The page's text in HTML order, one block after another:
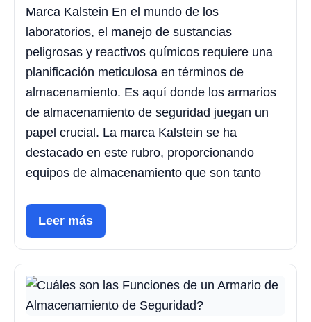
Marca Kalstein En el mundo de los
laboratorios, el manejo de sustancias
peligrosas y reactivos químicos requiere una
planificación meticulosa en términos de
almacenamiento. Es aquí donde los armarios
de almacenamiento de seguridad juegan un
papel crucial. La marca Kalstein se ha
destacado en este rubro, proporcionando
equipos de almacenamiento que son tanto
Leer más